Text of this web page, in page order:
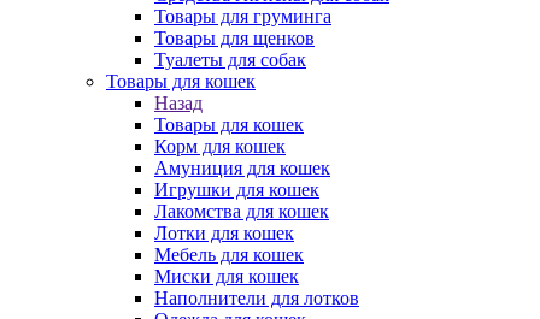
Товары для груминга
Товары для щенков
Туалеты для собак
Товары для кошек
Назад
Товары для кошек
Корм для кошек
Амуниция для кошек
Игрушки для кошек
Лакомства для кошек
Лотки для кошек
Мебель для кошек
Миски для кошек
Наполнители для лотков